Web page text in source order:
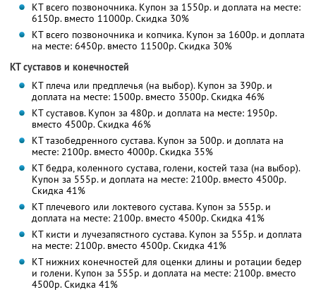
КТ всего позвоночника. Купон за 1550р. и доплата на месте:
6150р. вместо 11000р.Скидка 30%
КТ всего позвоночника и копчика. Купон за 1600р. и доплата
на месте: 6450р. вместо 11500р.Скидка 30%
КТ суставов и конечностей
КТ плеча или предплечья (на выбор). Купон за 390р. и
доплата на месте: 1500р. вместо 3500р.Скидка 46%
КТ суставов. Купон за 480р. и доплата на месте: 1950р.
вместо 4500р.Скидка 46%
КТ тазобедренного сустава. Купон за 500р. и доплата на
месте: 2100р. вместо 4000р.Скидка 35%
КТ бедра, коленного сустава, голени, костей таза (на выбор).
Купон за 555р. и доплата на месте: 2100р. вместо 4500р.
Скидка 41%
КТ плечевого или локтевого сустава. Купон за 555р. и
доплата на месте: 2100р. вместо 4500р.Скидка 41%
КТ кисти и лучезапястного сустава. Купон за 555р. и доплата
на месте: 2100р. вместо 4500р.Скидка 41%
КТ нижних конечностей для оценки длины и ротации бедер
и голени. Купон за 555р. и доплата на месте: 2100р. вместо
4500р.Скидка 41%